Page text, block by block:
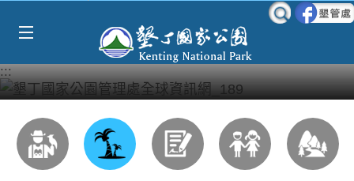
:::